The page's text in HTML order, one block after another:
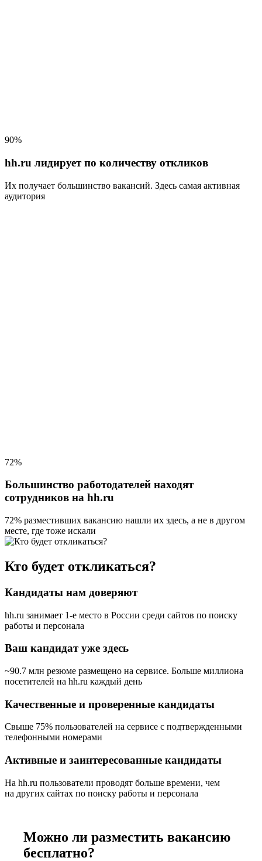
90%
hh.ru лидирует по количеству откликов
Их получает большинство вакансий. Здесь самая активная
аудитория
72%
Большинство работодателей находят
сотрудников на hh.ru
72% разместивших вакансию нашли их здесь, а не в другом
месте, где тоже искали
Кто будет откликаться?
Кандидаты нам доверяют
hh.ru занимает 1-е место в России среди сайтов по поиску
работы и персонала
Ваш кандидат уже здесь
~90.7 млн резюме размещено на сервисе. Больше миллиона
посетителей на hh.ru каждый день
Качественные и проверенные кандидаты
Свыше 75% пользователей на сервисе с подтвержденными
телефонными номерами
Активные и заинтересованные кандидаты
На hh.ru пользователи проводят больше времени, чем
на других сайтах по поиску работы и персонала
Можно ли разместить вакансию
бесплатно?